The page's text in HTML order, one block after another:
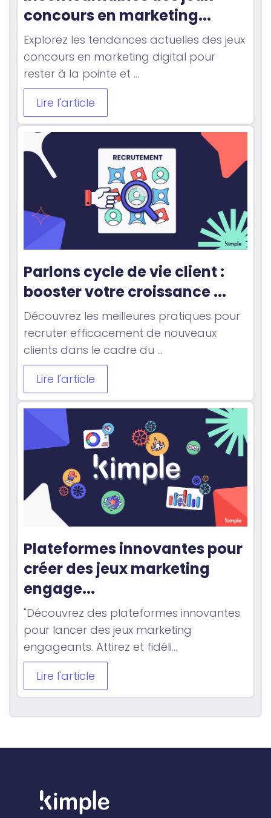
concours en marketing...
Explorez les tendances actuelles des jeux
concours en marketing digital pour
rester à la pointe et ...
Lire l'article
Parlons cycle de vie client :
booster votre croissance ...
Découvrez les meilleures pratiques pour
recruter efficacement de nouveaux
clients dans le cadre du ...
Lire l'article
Plateformes innovantes pour
créer des jeux marketing
engage...
"Découvrez des plateformes innovantes
pour lancer des jeux marketing
engageants. Attirez et fidéli...
Lire l'article